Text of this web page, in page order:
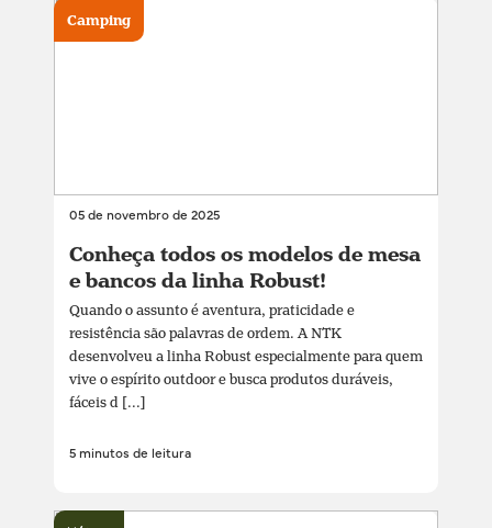
05 de novembro de 2025
Conheça todos os modelos de mesa
e bancos da linha Robust!
Quando o assunto é aventura, praticidade e
resistência são palavras de ordem. A NTK
desenvolveu a linha Robust especialmente para quem
vive o espírito outdoor e busca produtos duráveis,
fáceis d [...]
5 minutos de leitura
Camping